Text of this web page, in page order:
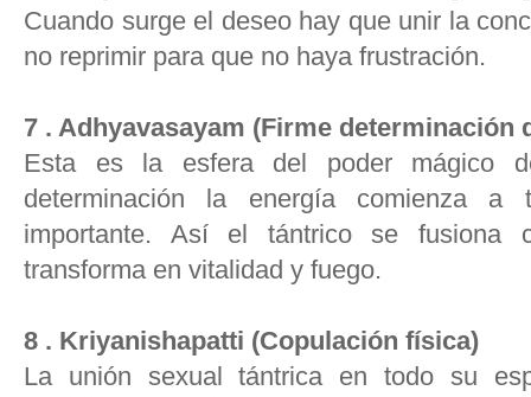
Cuando surge el deseo hay que unir la
no reprimir para que no haya frustración.
7 . Adhyavasayam (Firme determinación
Esta es la esfera del poder mágico
determinación la energía comienza
importante. Así el tántrico se fusiona
transforma en vitalidad y fuego.
8 . Kriyanishapatti (Copulación física)
La unión sexual tántrica en todo su